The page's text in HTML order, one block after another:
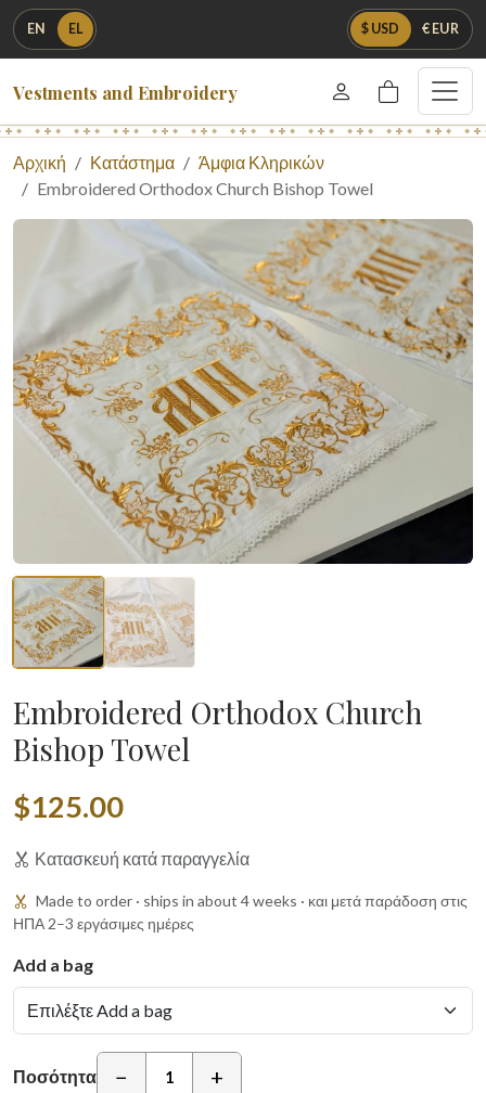
EN EL $ USD € EUR
Vestments and Embroidery
Αρχική Κατάστημα
Άμφια Κληρικών
Embroidered Orthodox Church Bishop Towel
Embroidered Orthodox Church
Bishop Towel
$125.00
Κατασκευή κατά παραγγελία
Made to order · ships in about 4 weeks · και μετά παράδοση στις
ΗΠΑ 2–3 εργάσιμες ημέρες
Add a bag
Ποσότητα − +